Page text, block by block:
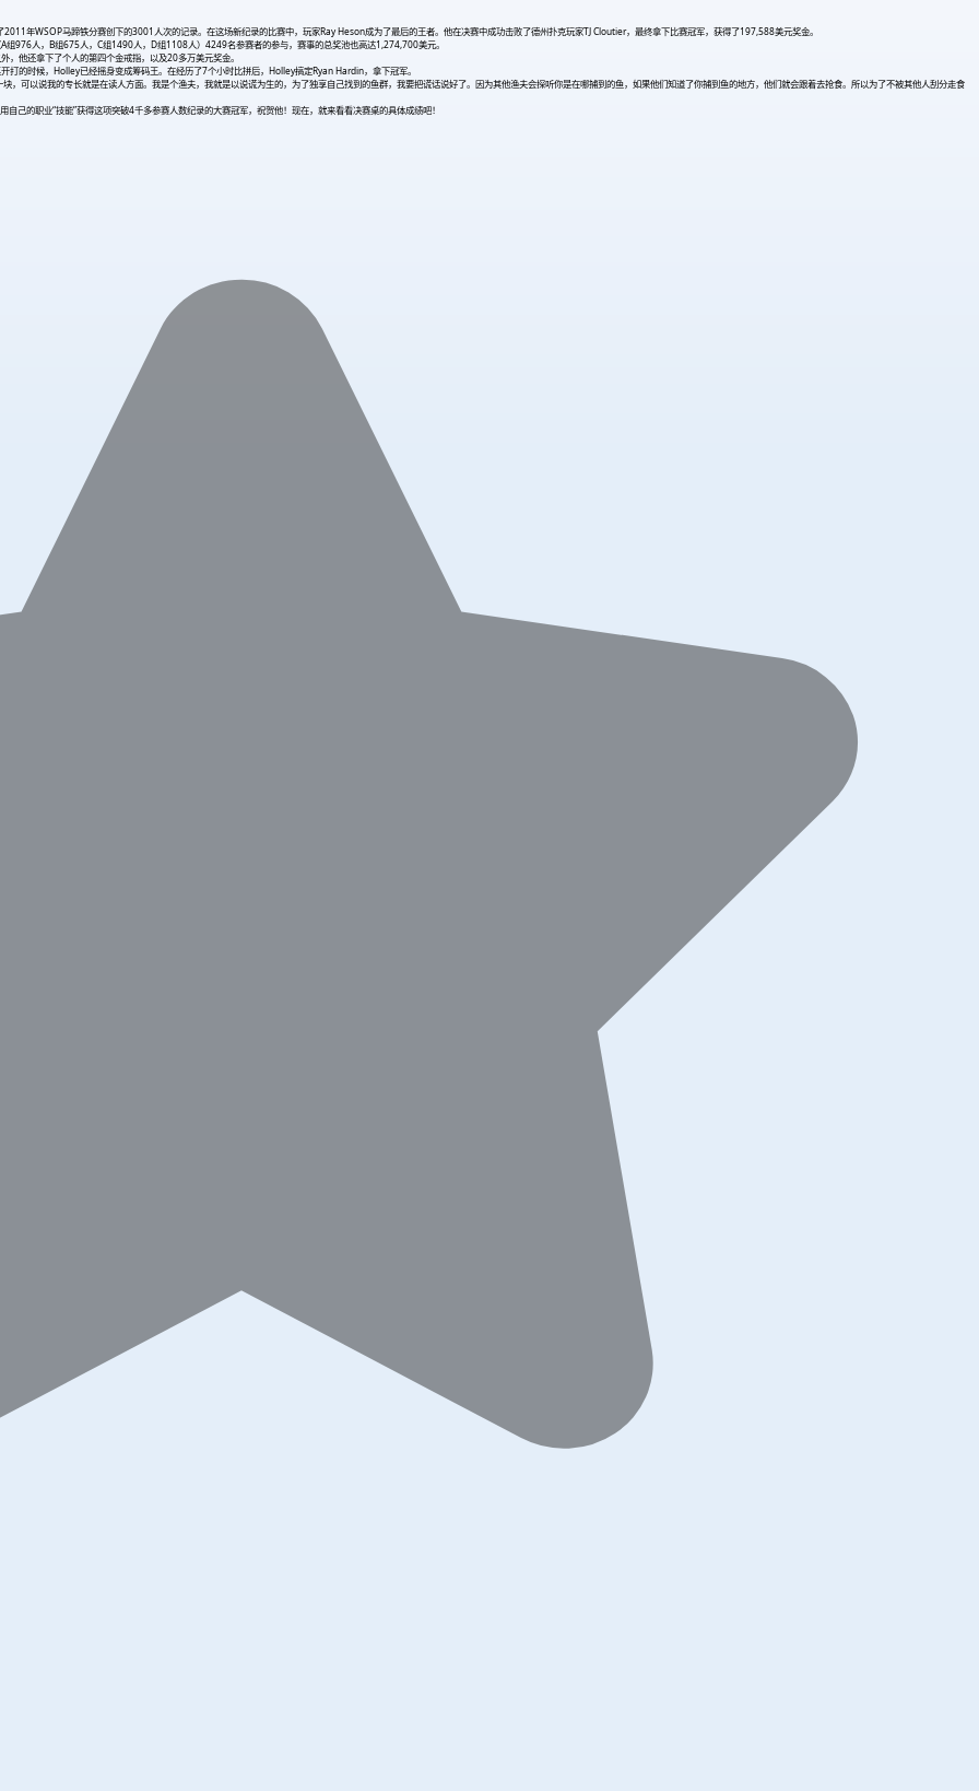
年WSOP马蹄铁分赛创下的3001人次的记录。在这场新纪录的比赛中，玩家Ray Heson成为了最后的王者。他在决赛中成功击败了德州扑克玩家TJ Cloutier，最终拿下比赛冠军，获得了197,588美元奖金。
976人，B组675人，C组1490人，D组1108人）4249名参赛者的参与，赛事的总奖池也高达1,274,700美元。
他还拿下了个人的第四个金戒指，以及20多万美元奖金。
的时候，Holley已经摇身变成筹码王。在经历了7个小时比拼后，Holley搞定Ryan Hardin，拿下冠军。
可以说我的专长就是在读人方面。我是个渔夫，我就是以说谎为生的，为了独享自己找到的鱼群，我要把谎话说好了。因为其他渔夫会探听你是在哪捕到的鱼，如果他们知道了你捕到鱼的地方，他们就会跟着去抢食。所以为了不被其他人刮分走食
己的职业“技能”获得这项突破4千多参赛人数纪录的大赛冠军，祝贺他！现在，就来看看决赛桌的具体成绩吧！